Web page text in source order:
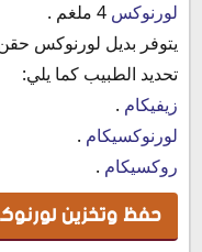
لورنوكس
يتوفر بديل لورنوكس
تحديد الطبيب كما يلي:
زيفيكام .
لورنوكسيكام .
روكسيكام .
حفظ وتخزين